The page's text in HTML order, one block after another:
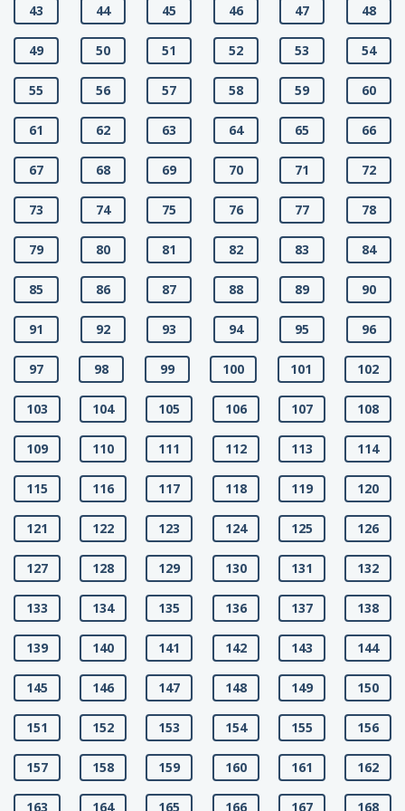
43 44 45 46 47 48
49 50 51 52 53 54
55 56 57 58 59 60
61 62 63 64 65 66
67 68 69 70 71 72
73 74 75 76 77 78
79 80 81 82 83 84
85 86 87 88 89 90
91 92 93 94 95 96
97 98 99 100 101 102
103 104 105 106 107 108
109 110 111 112 113 114
115 116 117 118 119 120
121 122 123 124 125 126
127 128 129 130 131 132
133 134 135 136 137 138
139 140 141 142 143 144
145 146 147 148 149 150
151 152 153 154 155 156
157 158 159 160 161 162
163 164 165 166 167 168